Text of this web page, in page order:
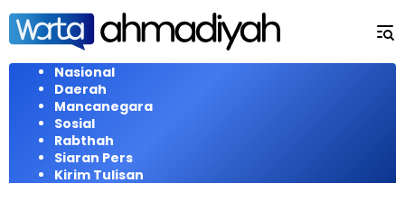
Langsung
konten
Nasional
Daerah
Mancanegara
Sosial
Rabthah
Siaran Pers
Kirim Tulisan